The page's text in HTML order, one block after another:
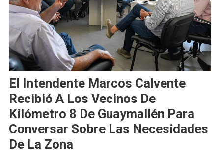
El Intendente Marcos Calvente
Recibió A Los Vecinos De
Kilómetro 8 De Guaymallén Para
Conversar Sobre Las Necesidades
De La Zona